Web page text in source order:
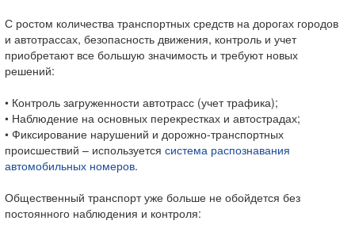
С ростом количества транспортных средств на дорогах городов
и автотрассах, безопасность движения, контроль и учет
приобретают все большую значимость и требуют новых
решений:
• Контроль загруженности автотрасс (учет трафика);
• Наблюдение на основных перекрестках и автострадах;
• Фиксирование нарушений и дорожно-транспортных
происшествий – используется система распознавания
автомобильных номеров.
Общественный транспорт уже больше не обойдется без
постоянного наблюдения и контроля: